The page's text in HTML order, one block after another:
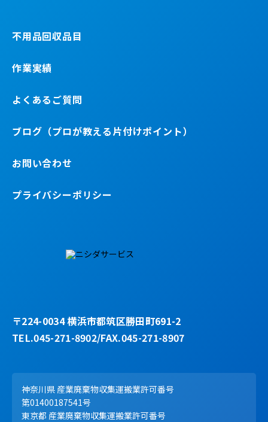
不用品回収品目
作業実績
よくあるご質問
ブログ（プロが教える片付けポイント）
お問い合わせ
プライバシーポリシー
〒224-0034 横浜市都筑区勝田町691-2
TEL.045-271-8902/FAX.045-271-8907
神奈川県 産業廃棄物収集運搬業許可番号
第01400187541号
東京都 産業廃棄物収集運搬業許可番号